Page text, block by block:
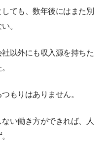
ても、数年後にはまた別
。
以外にも収入源を持ちた
もりはありません。
い働き方ができれば、人